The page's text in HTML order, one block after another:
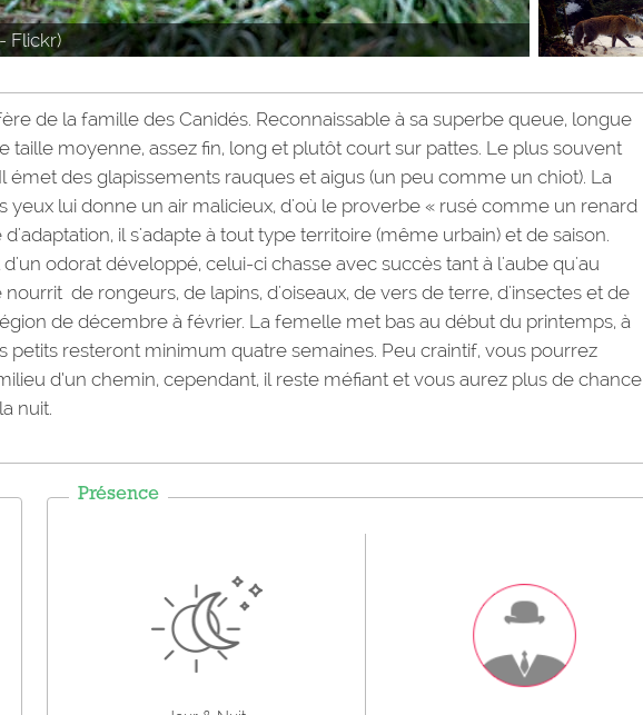
Flickr)
de la famille des Canidés. Reconnaissable à sa superbe queue, longue
taille moyenne, assez fin, long et plutôt court sur pattes. Le plus souvent
émet des glapissements rauques et aigus (un peu comme un chiot). La
yeux lui donne un air malicieux, d'où le proverbe « rusé comme un renard
il s'adapte à tout type territoire (même urbain) et de saison.
odorat développé, celui-ci chasse avec succès tant à l'aube qu'au
de rongeurs, de lapins, d'oiseaux, de vers de terre, d'insectes et de
de décembre à février. La femelle met bas au début du printemps, à
petits resteront minimum quatre semaines. Peu craintif, vous pourrez
d’un chemin, cependant, il reste méfiant et vous aurez plus de chance
nuit.
Présence